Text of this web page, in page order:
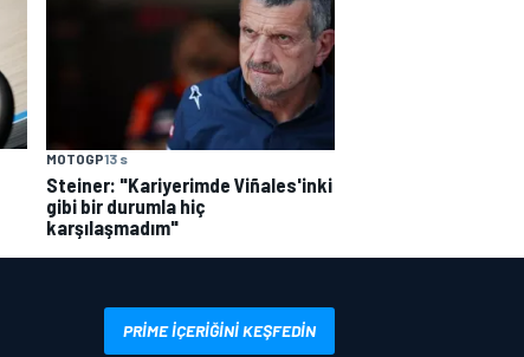
MOTOGP13 s
Steiner: "Kariyerimde Viñales'inki
gibi bir durumla hiç
karşılaşmadım"
PRIME IÇERIĞINI KEŞFEDIN